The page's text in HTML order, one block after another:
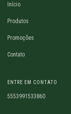
Início
Produtos
Promoções
Contato
ENTRE EM CONTATO
5553991533860